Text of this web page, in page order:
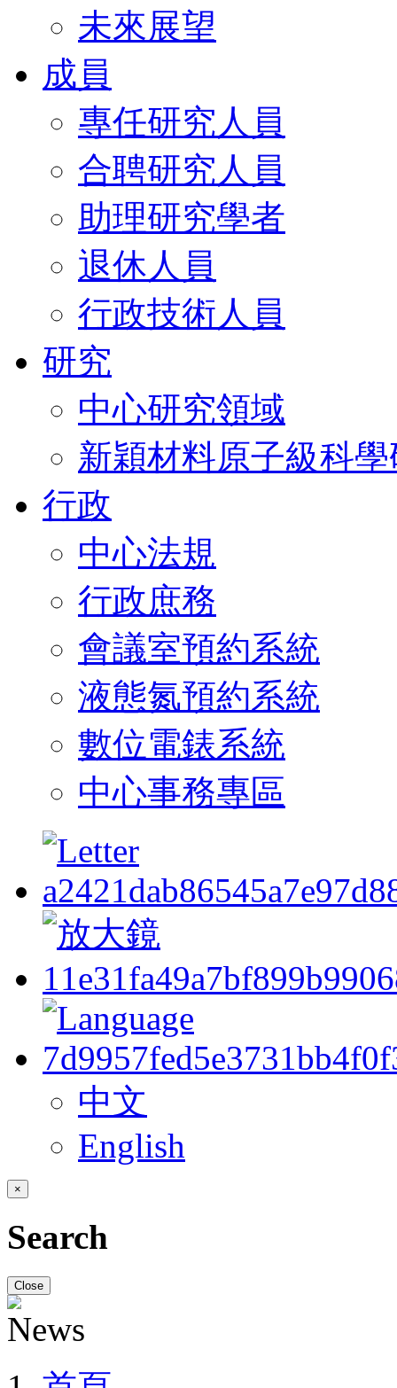
未來展望
成員
專任研究人員
合聘研究人員
助理研究學者
退休人員
行政技術人員
研究
中心研究領域
新穎材料原子級科
行政
中心法規
行政庶務
會議室預約系統
液態氮預約系統
數位電錶系統
中心事務專區
中文
English
×
Search
Close